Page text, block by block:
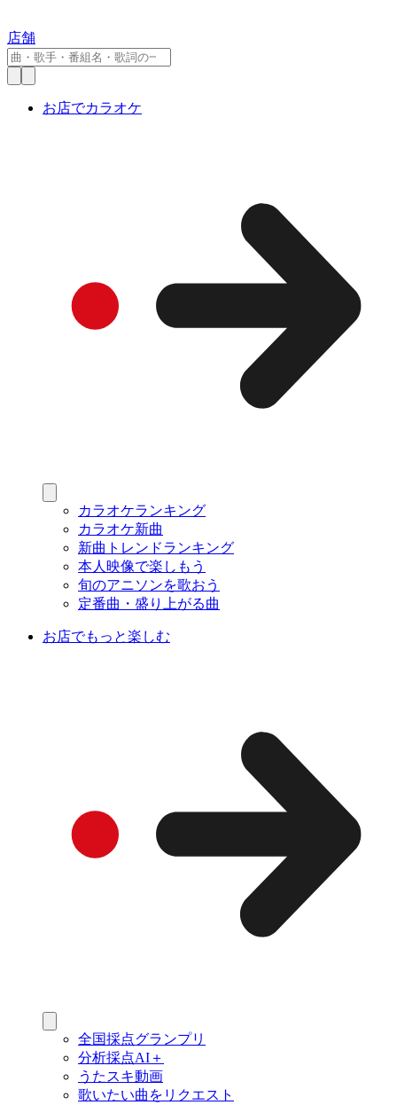
店舗
お店でカラオケ
カラオケランキング
カラオケ新曲
新曲トレンドランキング
本人映像で楽しもう
旬のアニソンを歌おう
定番曲・盛り上がる曲
お店でもっと楽しむ
全国採点グランプリ
分析採点AI＋
うたスキ動画
歌いたい曲をリクエスト